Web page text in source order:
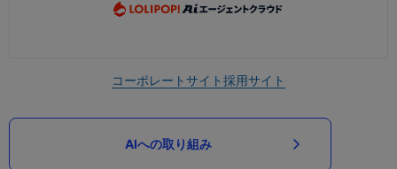
コーポレートサイト採用サイト
AIへの取り組み